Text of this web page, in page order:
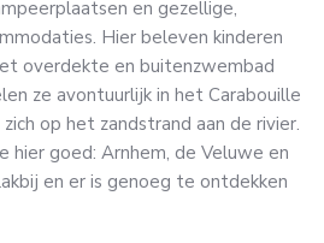
en gezellige,
Hier beleven kinderen
overdekte en buitenzwembad
ze avontuurlijk in het Carabouille
op het zandstrand aan de rivier.
hier goed: Arnhem, de Veluwe en
en er is genoeg te ontdekken